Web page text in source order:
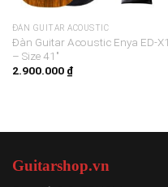
ĐÀN GUITAR ACOUSTIC
Đàn Guitar Acoustic Enya ED-X1
– Size 41″
2.900.000 ₫
Guitarshop.vn